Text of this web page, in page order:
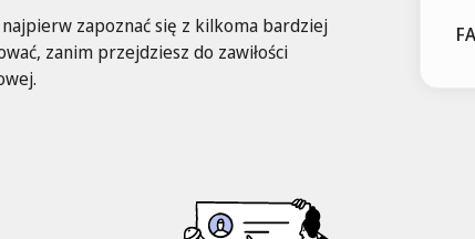
najpierw zapoznać się z kilkoma bardziej
zanim przejdziesz do zawiłości